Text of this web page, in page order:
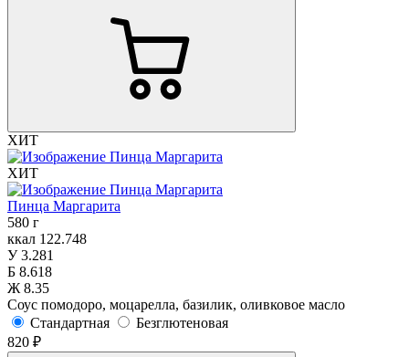
ХИТ
ХИТ
Пинца Маргарита
580 г
ккал 122.748
У3.281
Б 8.618
Ж 8.35
Соус помодоро, моцарелла, базилик, оливковое масло
Стандартная
Безглютеновая
820 ₽